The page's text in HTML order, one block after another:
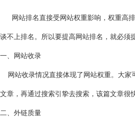
网站排名直接受网站权重影响，权重高排
谈不上排名。所以要提高网站排名，就必须
一、网站收录
网站收录情况直接体现了网站权重。大家
文章，再通过搜索引挚去搜索，该篇文章很
二、外链质量